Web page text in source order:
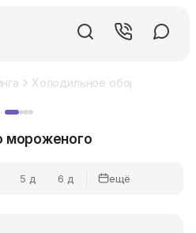
Холодильное оборудование
мороженого
5 д 6 д ещё